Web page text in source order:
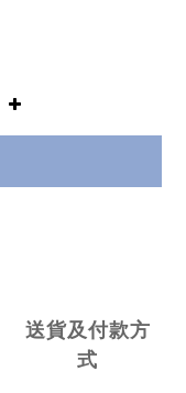
送貨及付款方
式